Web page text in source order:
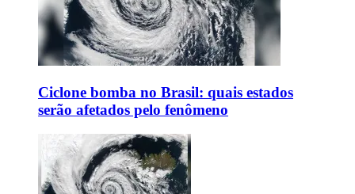
Ciclone bomba no Brasil: quais estados
serão afetados pelo fenômeno